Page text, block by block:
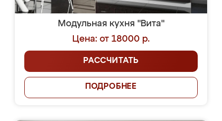
Модульная кухня "Вита"
Цена: от 18000 р.
РАССЧИТАТЬ
ПОДРОБНЕЕ